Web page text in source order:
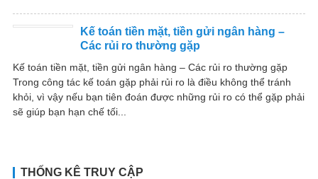
Kế toán tiền mặt, tiền gửi ngân hàng –
Các rủi ro thường gặp
Kế toán tiền mặt, tiền gửi ngân hàng – Các rủi ro thường gặp
Trong công tác kế toán gặp phải rủi ro là điều không thể tránh
khỏi, vì vậy nếu bạn tiên đoán được những rủi ro có thể gặp phải
sẽ giúp bạn hạn chế tối...
THỐNG KÊ TRUY CẬP